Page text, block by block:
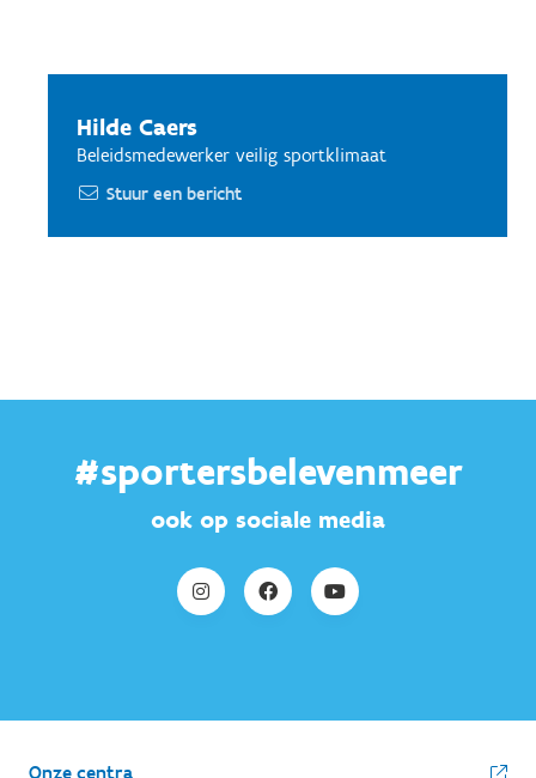
Hilde Caers
Beleidsmedewerker veilig sportklimaat
Stuur een bericht
#sportersbelevenmeer
ook op sociale media
Onze centra